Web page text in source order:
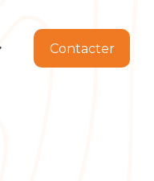
Contacter